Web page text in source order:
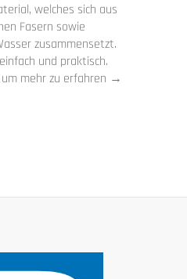
welches sich aus
Fasern sowie
zusammensetzt.
und praktisch.
um mehr zu erfahren →